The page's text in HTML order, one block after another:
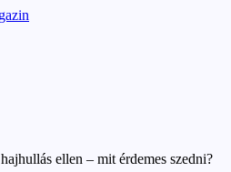
ellen – mit érdemes szedni?